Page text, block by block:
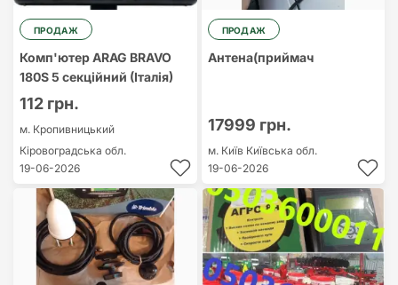
ПРОДАЖ
Комп'ютер ARAG BRAVO
180S 5 секційний (Італія)
112 грн.
м. Кропивницький
Кіровоградська обл.
19-06-2026
ПРОДАЖ
Антена(приймач
17999 грн.
м. Київ Київська обл.
19-06-2026